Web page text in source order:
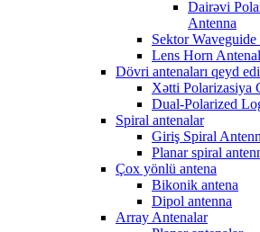
Dairəvi
Antenna
Sektor
Lens Horn
Dövri antenaları qeyd
Xətti Polarizasiya
Dual-Polarized
Spiral antenalar
Giriş Spiral
Planar spiral
Çox yönlü antena
Bikonik antena
Dipol antenna
Array Antenalar